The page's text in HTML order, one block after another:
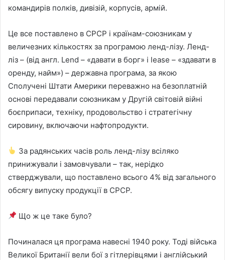
командирів полків, дивізій, корпусів, армій.
Це все поставлено в СРСР і країнам-союзникам у
величезних кількостях за програмою ленд-лізу. Ленд-
ліз – (від англ. Lend – «давати в борг» і lease – «здавати в
оренду, найм») – державна програма, за якою
Сполучені Штати Америки переважно на безоплатній
основі передавали союзникам у Другій світовій війні
боєприпаси, техніку, продовольство і стратегічну
сировину, включаючи нафтопродукти.
За радянських часів роль ленд-лізу всіляко
принижували і замовчували – так, нерідко
стверджували, що поставлено всього 4% від загального
обсягу випуску продукції в СРСР.
Що ж це таке було?
Починалася ця програма навесні 1940 року. Тоді війська
Великої Британії вели бої з гітлерівцями і англійський